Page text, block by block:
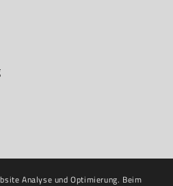
Analyse und Optimierung. Beim